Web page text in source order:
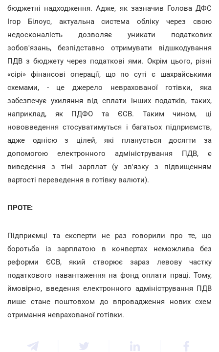
бюджетні надходження. Адже, як зазначив Голова ДФС
Ігор Білоус, актуальна система обліку через свою
недосконалість дозволяє уникати податкових
зобов'язань, безпідставно отримувати відшкодування
ПДВ з бюджету через податкові ями. Окрім цього, різні
«сірі» фінансові операції, що по суті є шахрайськими
схемами, - це джерело неврахованої готівки, яка
забезпечує ухиляння від сплати інших податків, таких,
наприклад, як ПДФО та ЄСВ. Таким чином, ці
нововведення стосуватимуться і багатьох підприємств,
адже однією з цілей, які планується досягти за
допомогою електронного адміністрування ПДВ, є
виведення з тіні зарплат (у зв'язку з підвищенням
вартості переведення в готівку валюти).
ПРОТЕ:
Підприємці та експерти не раз говорили про те, що
боротьба із зарплатою в конвертах неможлива без
реформи ЄСВ, який створює зараз левову частку
податкового навантаження на фонд оплати праці. Тому,
ймовірно, введення електронного адміністрування ПДВ
лише стане поштовхом до впровадження нових схем
отримання неврахованої готівки.